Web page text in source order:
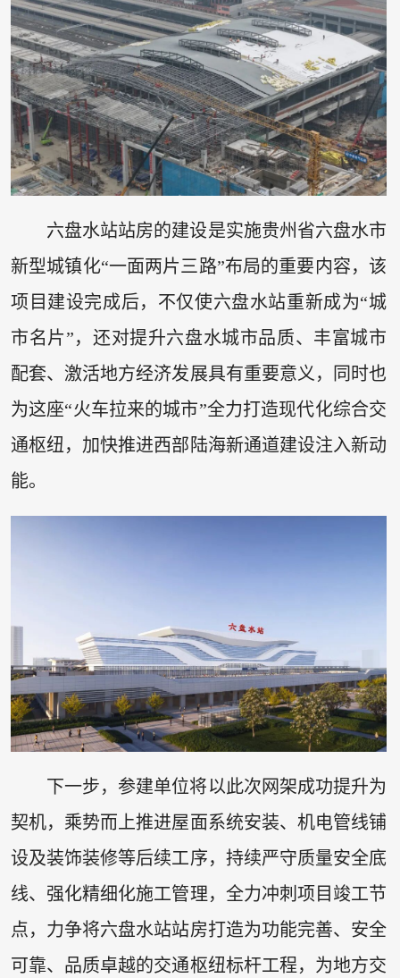
六盘水站站房的建设是实施贵州省六盘水市
新型城镇化“一面两片三路”布局的重要内容，该
项目建设完成后，不仅使六盘水站重新成为“城
市名片”，还对提升六盘水城市品质、丰富城市
配套、激活地方经济发展具有重要意义，同时也
为这座“火车拉来的城市”全力打造现代化综合交
通枢纽，加快推进西部陆海新通道建设注入新动
能。
下一步，参建单位将以此次网架成功提升为
契机，乘势而上推进屋面系统安装、机电管线铺
设及装饰装修等后续工序，持续严守质量安全底
线、强化精细化施工管理，全力冲刺项目竣工节
点，力争将六盘水站站房打造为功能完善、安全
可靠、品质卓越的交通枢纽标杆工程，为地方交